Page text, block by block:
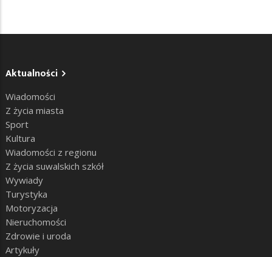
Aktualności
Wiadomości
Z życia miasta
Sport
Kultura
Wiadomości z regionu
Z życia suwalskich szkół
Wywiady
Turystyka
Motoryzacja
Nieruchomości
Zdrowie i uroda
Artykuły